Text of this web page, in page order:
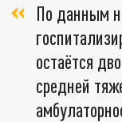
По данным
остаётся
средней